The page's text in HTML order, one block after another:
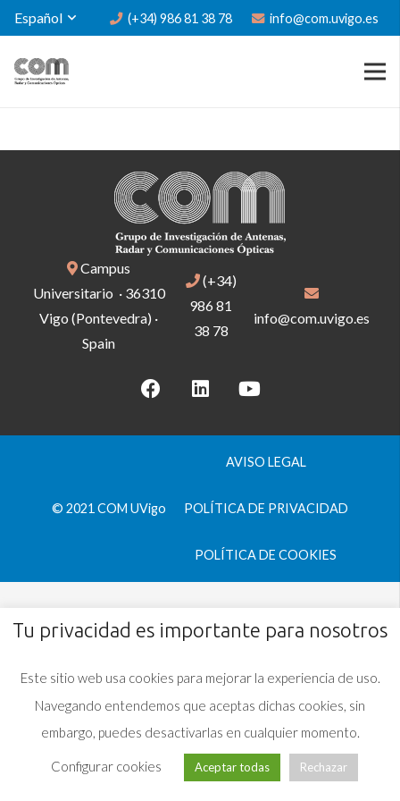
Español (+34) 986 81 38 78 info@com.uvigo.es
Campus
Universitario · 36310
Vigo (Pontevedra) ·
Spain
(+34)
986 81
38 78
info@com.uvigo.es
© 2021 COM UVigo
AVISO LEGAL
POLÍTICA DE PRIVACIDAD
POLÍTICA DE COOKIES
Tu privacidad es importante para nosotros
Este sitio web usa cookies para mejorar la experiencia de uso.
Navegando entendemos que aceptas dichas cookies, sin
embargo, puedes desactivarlas en cualquier momento.
Configurar cookies Aceptar todas Rechazar